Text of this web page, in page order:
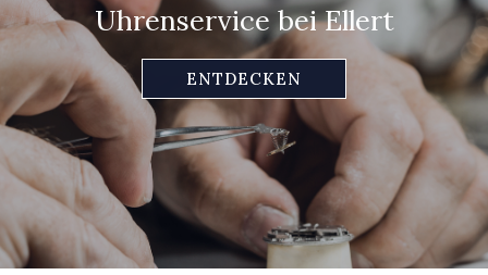
Uhrenservice bei Ellert
ENTDECKEN